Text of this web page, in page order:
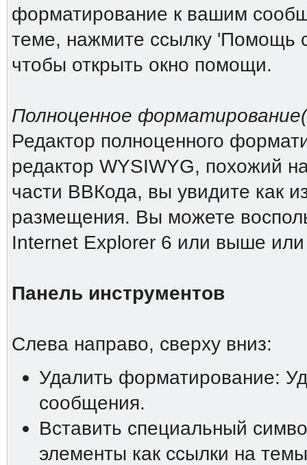
форматирование к вашим
теме, нажмите ссылку 'Помощь
чтобы открыть окно помощи.
Полноценное
Редактор полноценного
редактор WYSIWYG, похожий
части ВВКода, вы увидите как
размещения. Вы можете
Internet Explorer 6 или выше
Панель инструментов
Слева направо, сверху вниз:
Удалить форматирование:
сообщения.
Вставить специальный
элементы как ссылки на